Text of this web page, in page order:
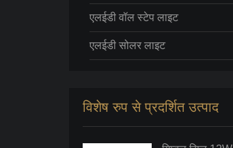
एलईडी वॉल स्टेप लाइट
एलईडी सोलर लाइट
विशेष रुप से प्रदर्शित उत्पाद